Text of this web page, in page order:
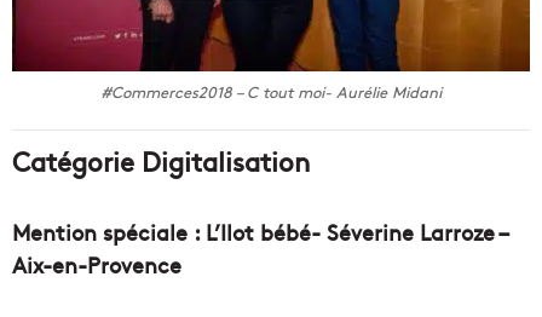
#Commerces2018 – C tout moi- Aurélie Midani
Catégorie Digitalisation
Mention spéciale : L’Ilot bébé- Séverine Larroze –
Aix-en-Provence